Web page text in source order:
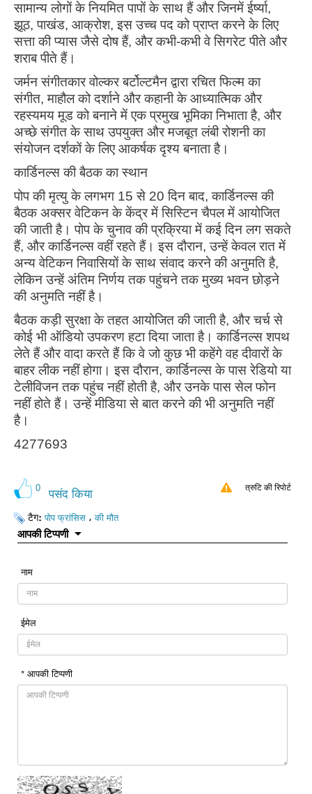
सामान्य लोगों के नियमित पापों के साथ हैं और जिनमें ईर्ष्या,
झूठ, पाखंड, आक्रोश, इस उच्च पद को प्राप्त करने के लिए
सत्ता की प्यास जैसे दोष हैं, और कभी-कभी वे सिगरेट पीते और
शराब पीते हैं।
जर्मन संगीतकार वोल्कर बर्टोल्टमैन द्वारा रचित फिल्म का
संगीत, माहौल को दर्शाने और कहानी के आध्यात्मिक और
रहस्यमय मूड को बनाने में एक प्रमुख भूमिका निभाता है, और
अच्छे संगीत के साथ उपयुक्त और मजबूत लंबी रोशनी का
संयोजन दर्शकों के लिए आकर्षक दृश्य बनाता है।
कार्डिनल्स की बैठक का स्थान
पोप की मृत्यु के लगभग 15 से 20 दिन बाद, कार्डिनल्स की
बैठक अक्सर वेटिकन के केंद्र में सिस्टिन चैपल में आयोजित
की जाती है। पोप के चुनाव की प्रक्रिया में कई दिन लग सकते
हैं, और कार्डिनल्स वहीं रहते हैं। इस दौरान, उन्हें केवल रात में
अन्य वेटिकन निवासियों के साथ संवाद करने की अनुमति है,
लेकिन उन्हें अंतिम निर्णय तक पहुंचने तक मुख्य भवन छोड़ने
की अनुमति नहीं है।
बैठक कड़ी सुरक्षा के तहत आयोजित की जाती है, और चर्च से
कोई भी ऑडियो उपकरण हटा दिया जाता है। कार्डिनल्स शपथ
लेते हैं और वादा करते हैं कि वे जो कुछ भी कहेंगे वह दीवारों के
बाहर लीक नहीं होगा। इस दौरान, कार्डिनल्स के पास रेडियो या
टेलीविजन तक पहुंच नहीं होती है, और उनके पास सेल फोन
नहीं होते हैं। उन्हें मीडिया से बात करने की भी अनुमति नहीं
है।
4277693
0 पसंद किया त्रुटि की रिपोर्ट
टैग:पोप फ्रांसिस ،की मौत
आपकी टिप्पणी
नाम
ईमेल
* आपकी टिप्पणी